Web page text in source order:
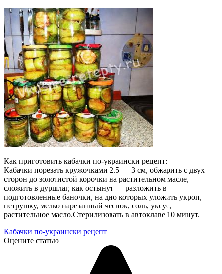
Как приготовить кабачки по-украински рецепт:
Кабачки порезать кружочками 2.5 — 3 см, обжарить с двух
сторон до золотистой корочки на растительном масле,
сложить в дуршлаг, как остынут — разложить в
подготовленные баночки, на дно которых уложить укроп,
петрушку, мелко нарезанный чеснок, соль, уксус,
растительное масло.Стерилизовать в автоклаве 10 минут.
Кабачки по-украински рецепт
Оцените статью